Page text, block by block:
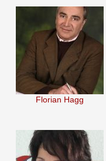
Florian Hagg